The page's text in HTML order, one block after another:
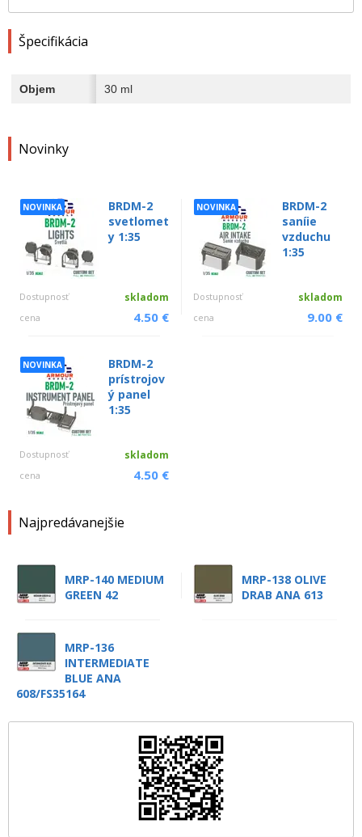
Novinky
NOVINKA
BRDM-2
svetlomet
y 1:35
Dostupnosť skladom
cena 4.50 €
NOVINKA
BRDM-2
saníie
vzduchu
1:35
Dostupnosť skladom
cena 9.00 €
NOVINKA
BRDM-2
prístrojov
ý panel
1:35
Dostupnosť skladom
cena 4.50 €
Najpredávanejšie
MRP-140 MEDIUM
GREEN 42
MRP-138 OLIVE
DRAB ANA 613
MRP-136
INTERMEDIATE
BLUE ANA
608/FS35164
Špecifikácia
Objem 30 ml